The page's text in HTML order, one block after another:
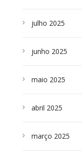
julho 2025
junho 2025
maio 2025
abril 2025
março 2025